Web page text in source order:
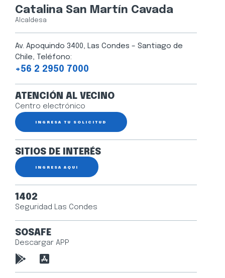
Catalina San Martín Cavada
Alcaldesa
Av. Apoquindo 3400, Las Condes – Santiago de
Chile, Teléfono:
+56 2 2950 7000
ATENCIÓN AL VECINO
Centro electrónico
INGRESA TU SOLICITUD
SITIOS DE INTERÉS
INGRESA AQUÍ
1402
Seguridad Las Condes
SOSAFE
Descargar APP